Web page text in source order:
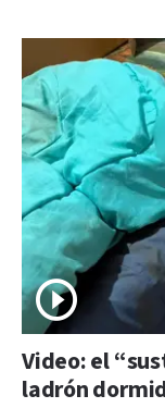
Video: el
ladrón